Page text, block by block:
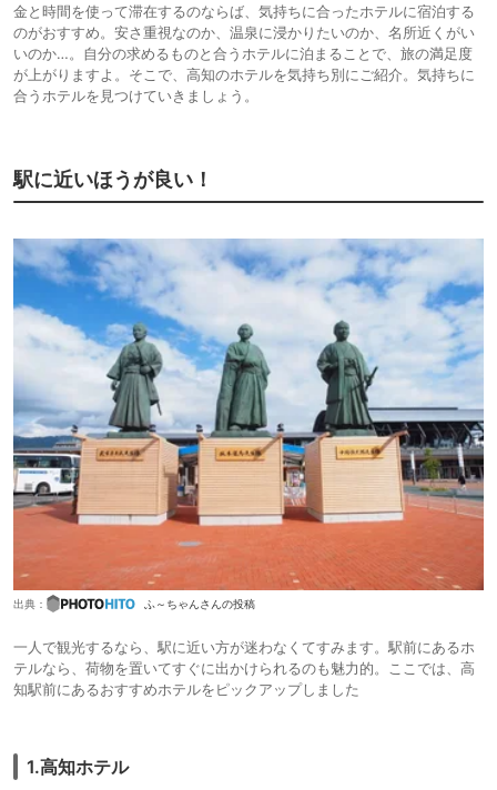
金と時間を使って滞在するのならば、気持ちに合ったホテルに宿泊する
のがおすすめ。安さ重視なのか、温泉に浸かりたいのか、名所近くがい
いのか…。自分の求めるものと合うホテルに泊まることで、旅の満足度
が上がりますよ。そこで、高知のホテルを気持ち別にご紹介。気持ちに
合うホテルを見つけていきましょう。
駅に近いほうが良い！
出典： ふ～ちゃんさんの投稿
一人で観光するなら、駅に近い方が迷わなくてすみます。駅前にあるホ
テルなら、荷物を置いてすぐに出かけられるのも魅力的。ここでは、高
知駅前にあるおすすめホテルをピックアップしました
1.高知ホテル